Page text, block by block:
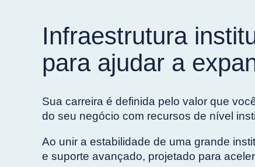
Infraestrutura
para ajudar a
Sua carreira é definida pelo valor que
do seu negócio com recursos de nível
Ao unir a estabilidade de uma grande
e suporte avançado, projetado para